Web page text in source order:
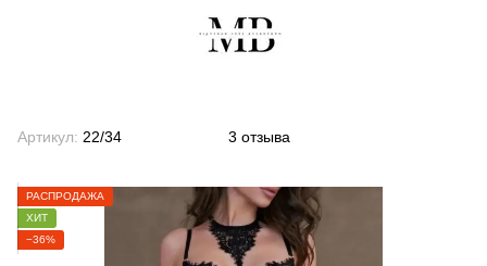
Артикул: 22/34 3 отзыва
РАСПРОДАЖА
ХИТ
−36%